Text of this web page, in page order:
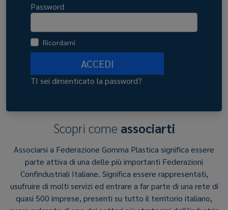
Password
Ricordami
ACCEDI
TI sei dimenticato la password?
Scopri come associarti
Associarsi a Federazione Gomma Plastica significa essere
parte attiva di una delle più importanti Federazioni
Confindustriali Italiane. Significa essere rappresentati,
usufruire di molti servizi ed entrare a far parte di una rete di
quasi 500 imprese, presenti su tutto il territorio italiano,